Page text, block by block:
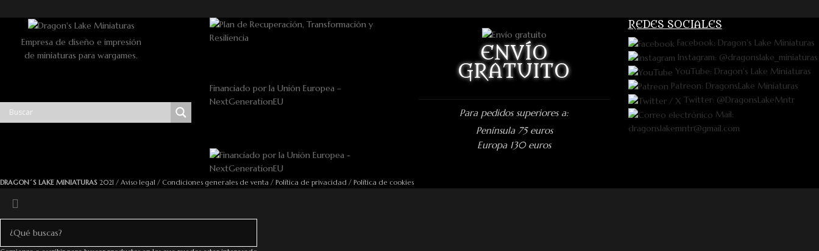
Empresa de diseño e impresión
de miniaturas para wargames.
Financiado por la Unión Europea –
NextGenerationEU
ENVÍO
GRATUITO
Para pedidos superiores a:
Península 75 euros
Europa 130 euros
REDES SOCIALES
Facebook: Dragon's Lake Miniaturas
Instagram: @dragonslake_miniaturas
YouTube: Dragon's Lake Miniaturas
Patreon: DragonsLake Miniaturas
Twitter: @DragonsLakeMntr
Mail:
dragonslakemntr@gmail.com
DRAGON´S LAKE MINIATURAS 2021 / Aviso legal / Condiciones generales de venta / Política de privacidad / Política de cookies